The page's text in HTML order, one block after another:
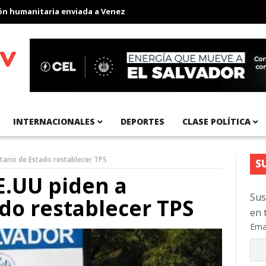
enviada a Venezuela
INTERNACIONALES DEPORTES CLASE POLÍTICA
de Estado restablecer TPS
piden a
restablecer TPS
en